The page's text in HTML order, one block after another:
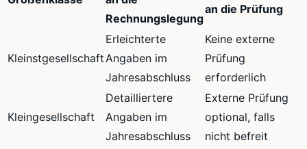
Rechnungslegung
an die Prüfung
Kleinstgesellschaft
Erleichterte
Angaben im
Jahresabschluss
Keine externe
Prüfung
erforderlich
Kleingesellschaft
Detailliertere
Angaben im
Jahresabschluss
Externe Prüfung
optional, falls
nicht befreit